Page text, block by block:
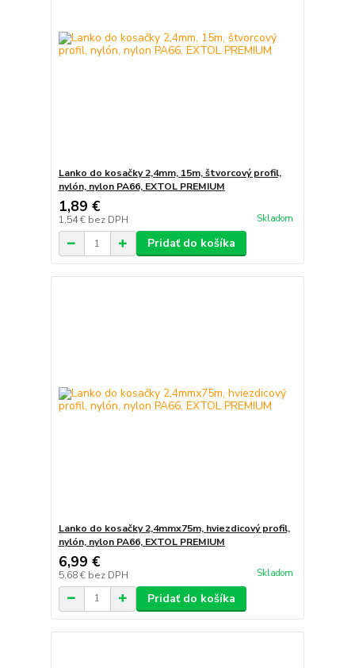
Lanko do kosačky 2,4mm, 15m, štvorcový profil,
nylón, nylon PA66, EXTOL PREMIUM
1,89 €
1,54 € bez DPH Skladom
Pridať do košíka
Lanko do kosačky 2,4mmx75m, hviezdicový profil,
nylón, nylon PA66, EXTOL PREMIUM
6,99 €
5,68 € bez DPH Skladom
Pridať do košíka